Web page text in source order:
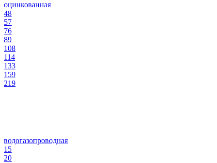
оцинкованная
48
57
76
89
108
114
133
159
219
водогазопроводная
15
20